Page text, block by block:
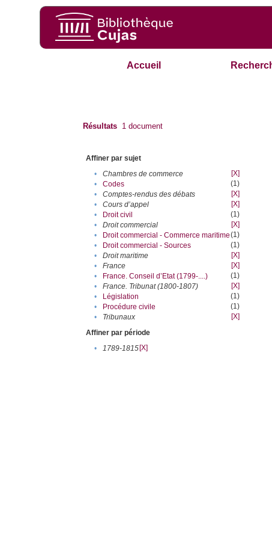
Accueil
Résultats 1 document
Affiner par sujet
•
Chambres de commerce
[X]
•
Codes
(1)
•
Comptes-rendus des débats
[X]
•
Cours d’appel
[X]
•
Droit civil
(1)
•
Droit commercial
[X]
•
Droit commercial - Commerce maritime(1)
•
Droit commercial - Sources
(1)
•
Droit maritime
[X]
•
France
[X]
•
France. Conseil d’Etat (1799-....)
(1)
•
France. Tribunat (1800-1807)
[X]
•
Législation
(1)
•
Procédure civile
(1)
•
Tribunaux
[X]
Affiner par période
•
1789-1815[X]